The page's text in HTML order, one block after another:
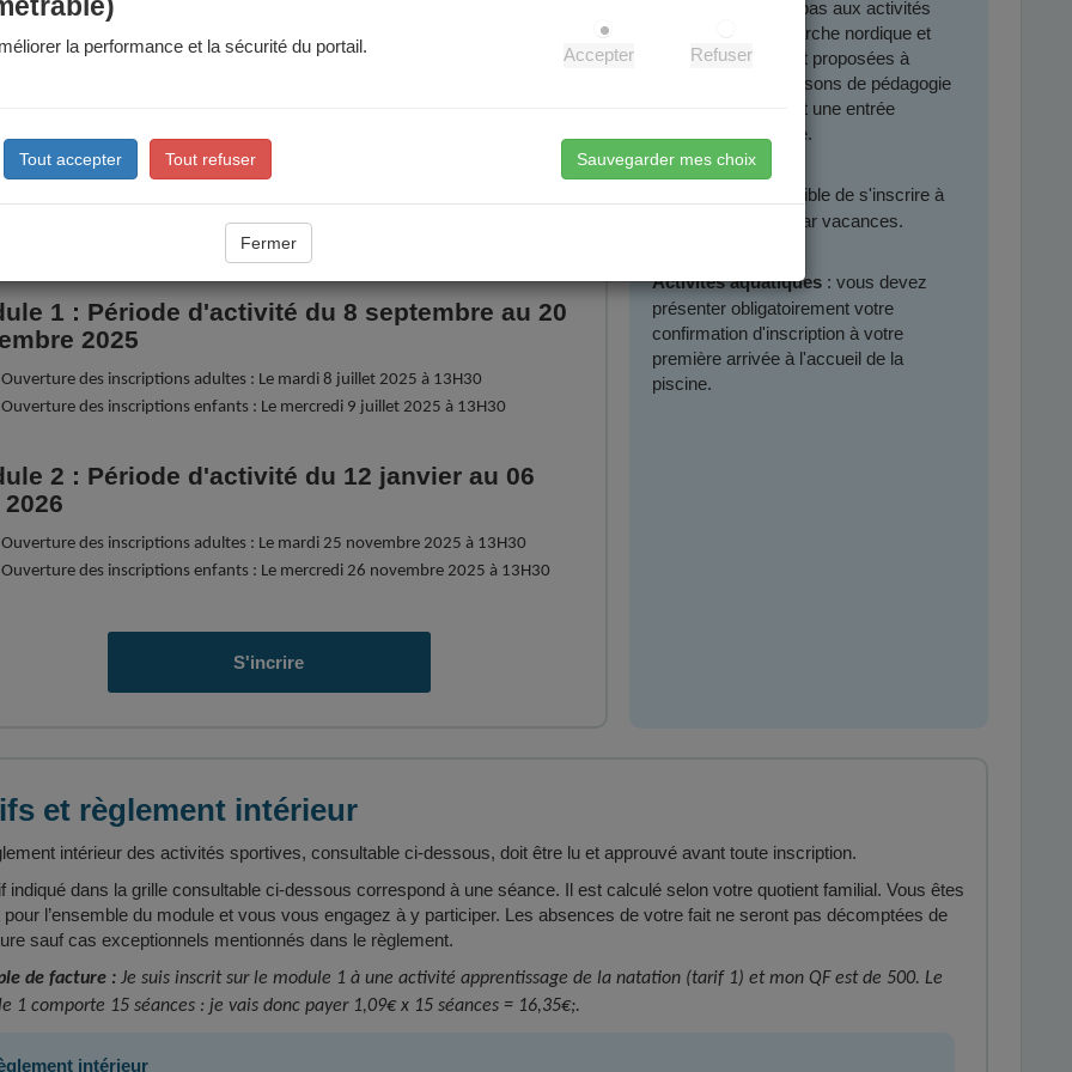
du 06/07 au 10/07 et du 17/08 au 21/08) seront possibles à partir du
juin sur le Portail Famille et en Maison des Habitants (dossier papier)
d'inscription et de radiation : le mercredi qui précède le début du stage
les informations utiles dans les "documents à télécharger
1 : Période d'activité du 8 septembre au 20
2025
Ouverture des inscriptions adultes : Le mardi 8 juillet 2025 à 13H30
Ouverture des inscriptions enfants : Le mercredi 9 juillet 2025 à 13H30
2 : Période d'activité du 12 janvier au 06
Ouverture des inscriptions adultes : Le mardi 25 novembre 2025 à 13H30
Ouverture des inscriptions enfants : Le mercredi 26 novembre 2025 à 13H30
S'incrire
Cela ne s'applique pas aux activités
physique santé, marche nordique et
aquaphobie qui sont proposées à
l’année pour des raisons de pédagogie
et parce qu’elles ont une entrée
sport/santé primaire.
il est possible de s'inscrire à
une seule activité par vacances.
Activités aquatiques: vous devez
présenter obligatoirement votre
confirmation d'inscription à votre
première arrivée à l'accueil de la
piscine.
et règlement intérieur
intérieur des activités sportives, consultable ci-dessous, doit être lu et approuvé avant toute inscription.
indiqué dans la grille consultable ci-dessous correspond à une séance. Il est calculé selon votre quotient familial. Vous êtes
pour l’ensemble du module et vous vous engagez à y participer. Les absences de votre fait ne seront pas décomptées de
sauf cas exceptionnels mentionnés dans le règlement.
de facture :Je suis inscrit sur le module 1 à une activité apprentissage de la natation (tarif 1) et mon QF est de 500. Le
1 comporte 15 séances : je vais donc payer 1,09€ x 15 séances = 16,35€;.
intérieur
la performance et la sécurité du portail. Accepter Refuser
Tout accepter Tout refuser Sauvegarder mes choix
Fermer